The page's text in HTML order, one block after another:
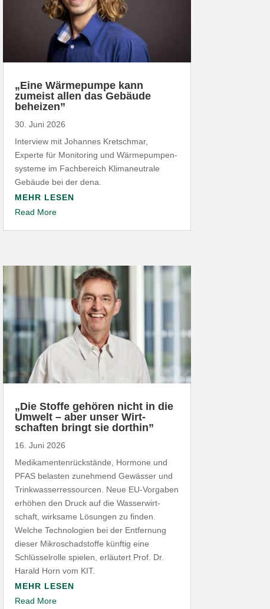
„Eine Wärme­pumpe kann
zumeist allen das Gebäude
beheizen”
30. Juni 2026
Interview mit Johannes Kret­schmar,
Experte für Moni­toring und Wärme­pum­pen­
systeme im Fach­be­reich Klima­neu­trale
Gebäude bei der dena.
MEHR LESEN
Read More
„Die Stoffe gehören nicht in die
Umwelt – aber unser Wirt­
schaften bringt sie dorthin”
16. Juni 2026
Medi­ka­men­ten­rück­stände, Hormone und
PFASbelasten zunehmend Gewässer und
Trink­was­ser­res­sourcen. Neue EU-​Vorgaben
erhöhen den Druck auf die Wasser­wirt­
schaft, wirksame Lösungen zu finden.
Welche Tech­no­logien bei der Entfernung
dieser Mikro­schad­stoffe künftig eine
Schlüs­sel­rolle spielen, erläutert Prof. Dr.
Harald Horn vom KIT.
MEHR LESEN
Read More